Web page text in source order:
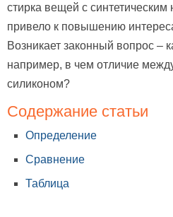
стирка вещей с
привело к повышению
Возникает законный вопрос –
например, в чем отличие
силиконом?
Содержание статьи
Определение
Сравнение
Таблица